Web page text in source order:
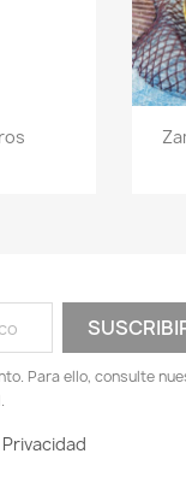
Para ello, consulte